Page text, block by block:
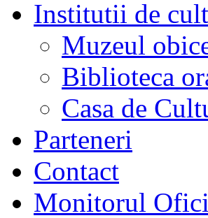
Institutii de
Muzeul
Biblioteca
Casa de
Parteneri
Contact
Monitorul